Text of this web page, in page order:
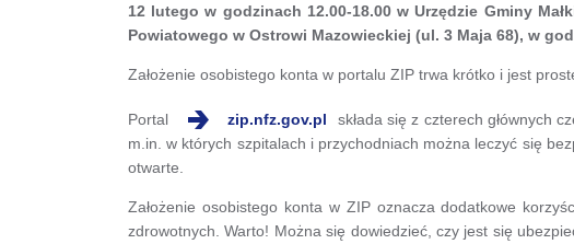
12 lutego w godzinach 12.00-18.00 w Urzędzie Gminy
Powiatowego w Ostrowi Mazowieckiej (ul. 3 Maja 68), w
Założenie osobistego konta w portalu ZIP trwa krótko i jest
Portal zip.nfz.gov.pl
składa się z czterech głównych
m.in. w których szpitalach i przychodniach można leczyć się
otwarte.
Założenie osobistego konta w ZIP oznacza dodatkowe
zdrowotnych. Warto! Można się dowiedzieć, czy jest się